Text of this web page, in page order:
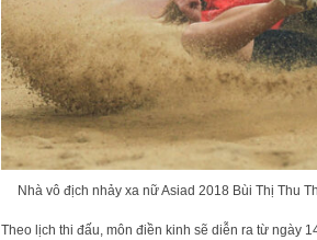
Nhà vô địch nhảy xa nữ Asiad 2018 Bùi Thị Thu
Theo lịch thi đấu, môn điền kinh sẽ diễn ra từ ngày